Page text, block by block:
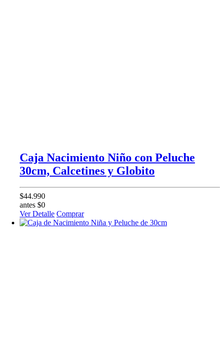
Caja Nacimiento Niño con Peluche
30cm, Calcetines y Globito
$44.990
antes $0
Ver Detalle Comprar